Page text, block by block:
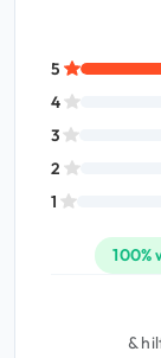
5
4
3
2
1
100%
&